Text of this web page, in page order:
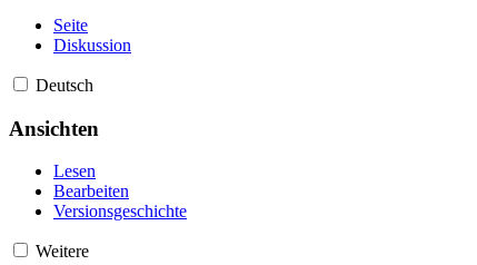
Seite
Diskussion
Deutsch
Ansichten
Lesen
Bearbeiten
Versionsgeschichte
Weitere